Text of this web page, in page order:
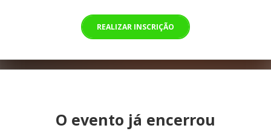
REALIZAR INSCRIÇÃO
O evento já encerrou